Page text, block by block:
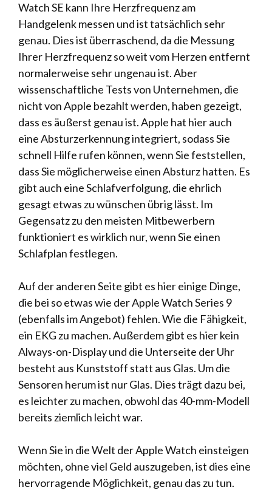
Watch SE kann Ihre Herzfrequenz am
Handgelenk messen und ist tatsächlich sehr
genau. Dies ist überraschend, da die Messung
Ihrer Herzfrequenz so weit vom Herzen entfernt
normalerweise sehr ungenau ist. Aber
wissenschaftliche Tests von Unternehmen, die
nicht von Apple bezahlt werden, haben gezeigt,
dass es äußerst genau ist. Apple hat hier auch
eine Absturzerkennung integriert, sodass Sie
schnell Hilfe rufen können, wenn Sie feststellen,
dass Sie möglicherweise einen Absturz hatten. Es
gibt auch eine Schlafverfolgung, die ehrlich
gesagt etwas zu wünschen übrig lässt. Im
Gegensatz zu den meisten Mitbewerbern
funktioniert es wirklich nur, wenn Sie einen
Schlafplan festlegen.
Auf der anderen Seite gibt es hier einige Dinge,
die bei so etwas wie der Apple Watch Series 9
(ebenfalls im Angebot) fehlen. Wie die Fähigkeit,
ein EKG zu machen. Außerdem gibt es hier kein
Always-on-Display und die Unterseite der Uhr
besteht aus Kunststoff statt aus Glas. Um die
Sensoren herum ist nur Glas. Dies trägt dazu bei,
es leichter zu machen, obwohl das 40-mm-Modell
bereits ziemlich leicht war.
Wenn Sie in die Welt der Apple Watch einsteigen
möchten, ohne viel Geld auszugeben, ist dies eine
hervorragende Möglichkeit, genau das zu tun.